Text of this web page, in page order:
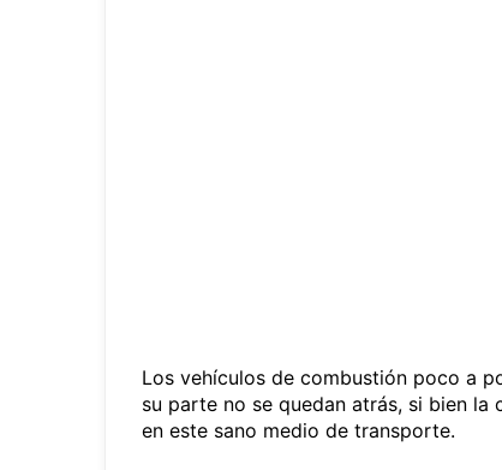
Los vehículos de combustión poco a
su parte no se quedan atrás, si bien
en este sano medio de transporte.